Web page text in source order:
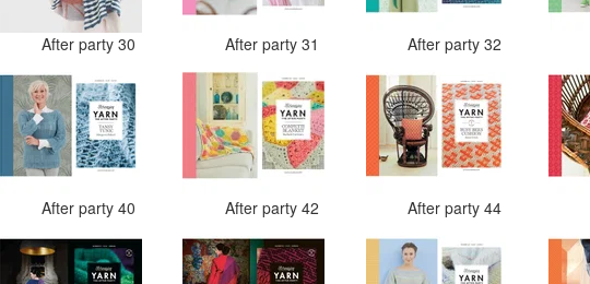
After party 30 After party 31 After party 32
After party 40 After party 42 After party 44